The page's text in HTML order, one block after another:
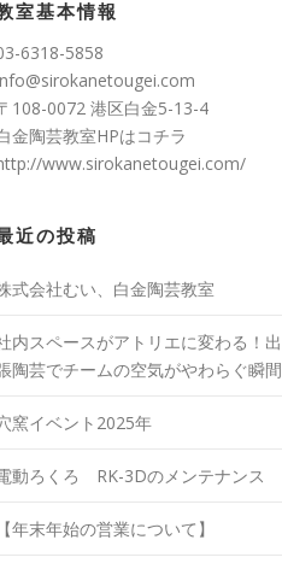
室基本情報
6318-5858
108-0072 港区白金5-13-4
金陶芸教室HPはコチラ
www.sirokanetougei.com/
近の投稿
式会社むい、白金陶芸教室
内スペースがアトリエに変わる！出
陶芸でチームの空気がやわらぐ瞬間
窯イベント2025年
動ろくろ RK-3Dのメンテナンス
【年末年始の営業について】